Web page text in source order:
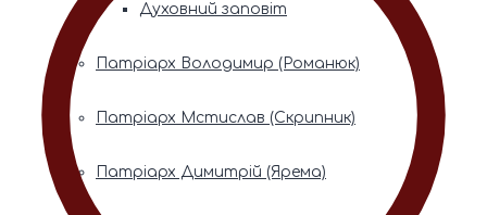
Духовний заповіт
Патріарх Володимир (Романюк)
Патріарх Мстислав (Скрипник)
Патріарх Димитрій (Ярема)